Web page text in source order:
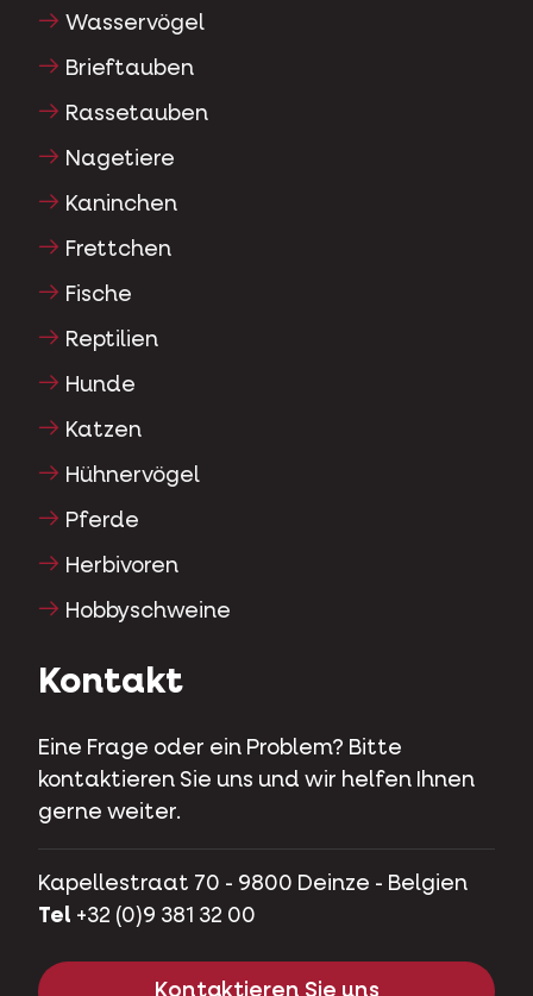
Wasservögel
Brieftauben
Rassetauben
Nagetiere
Kaninchen
Frettchen
Fische
Reptilien
Hunde
Katzen
Hühnervögel
Pferde
Herbivoren
Hobbyschweine
Kontakt
Eine Frage oder ein Problem? Bitte
kontaktieren Sie uns und wir helfen Ihnen
gerne weiter.
Kapellestraat 70 - 9800 Deinze - Belgien
Tel +32 (0)9 381 32 00